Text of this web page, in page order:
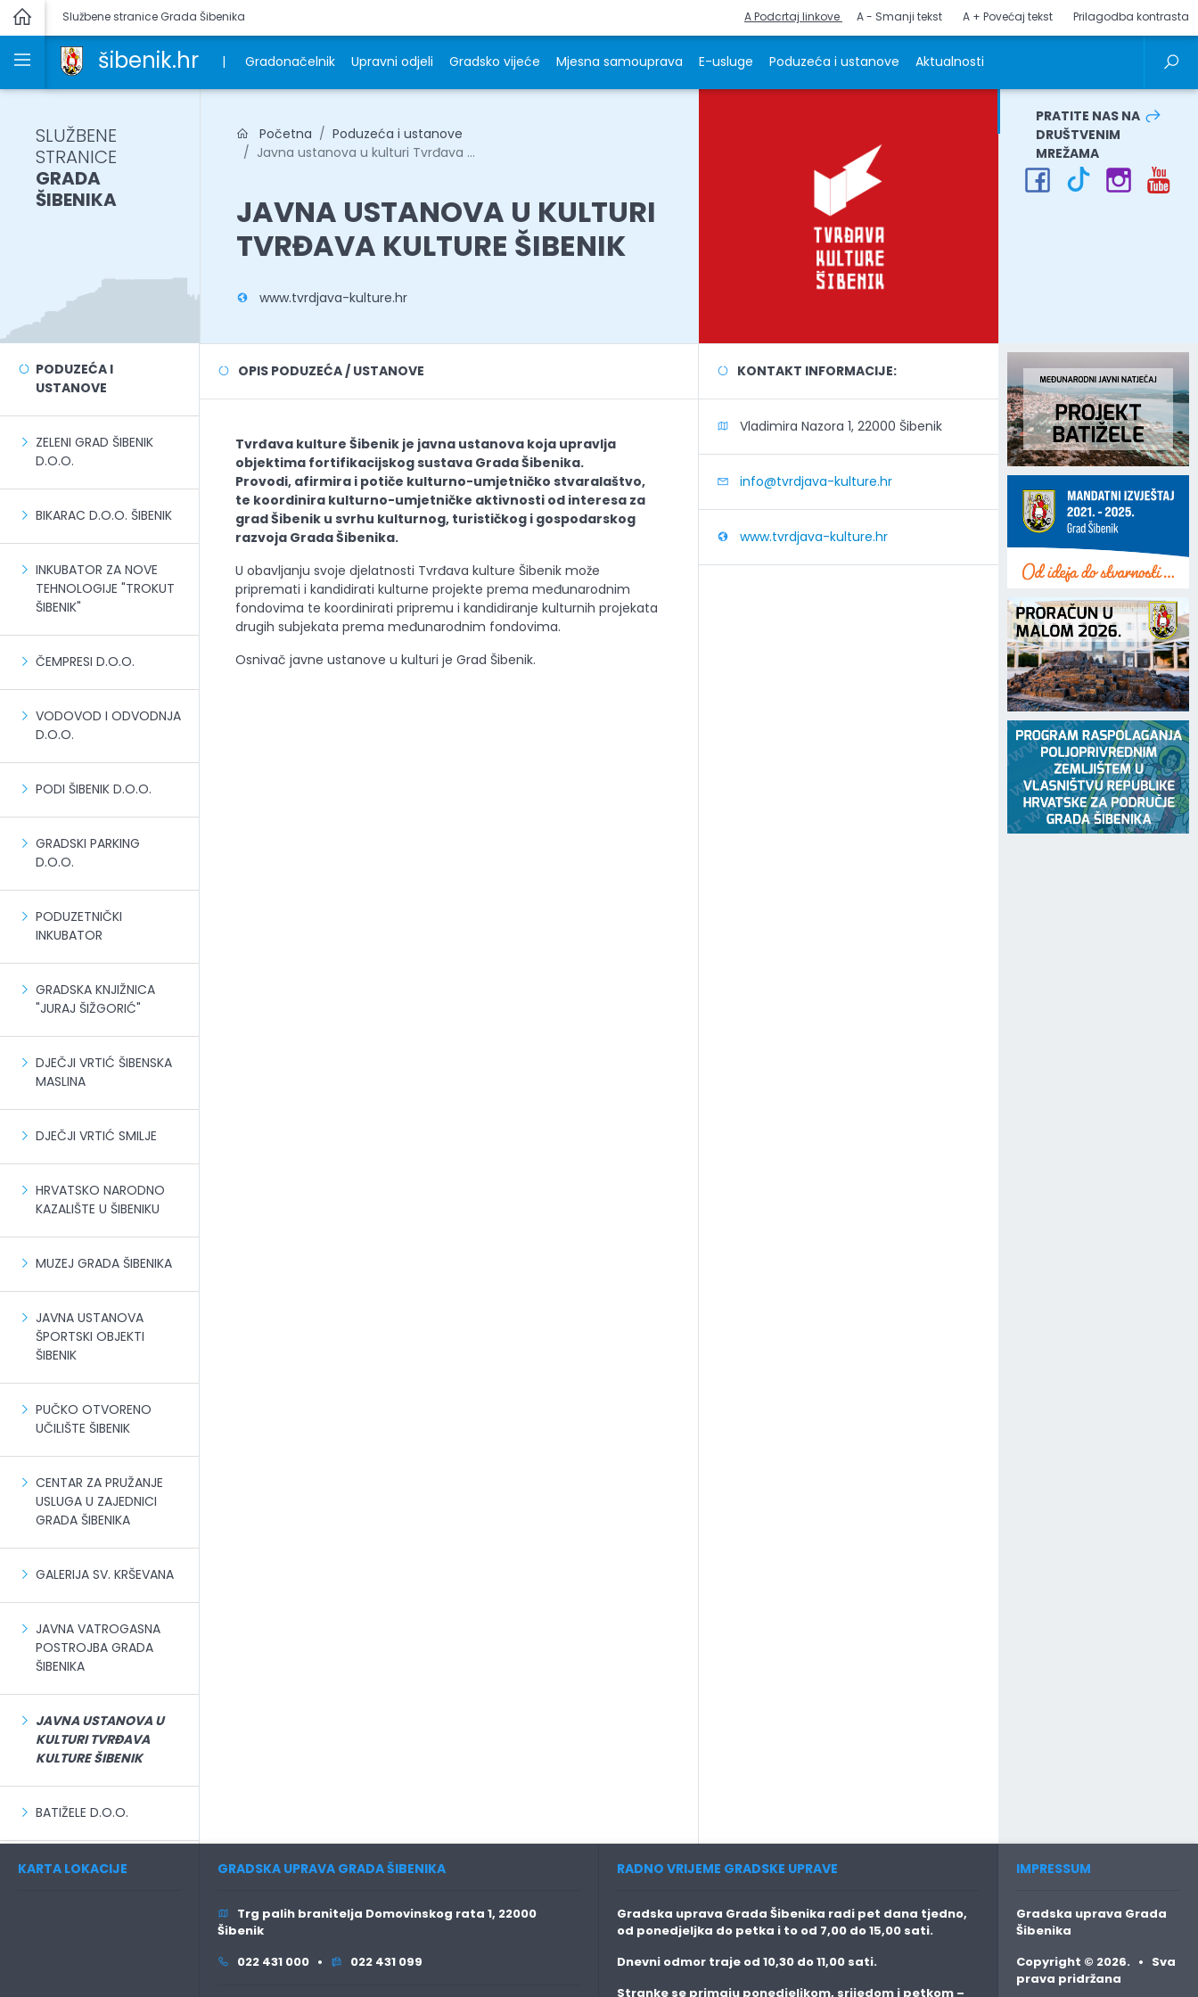
Službene stranice Grada Šibenika A Podcrtaj linkove A - Smanji tekst A + Povećaj tekst Prilagodba kontrasta
šibenik.hr | Gradonačelnik Upravni odjeli Gradsko vijeće Mjesna samouprava E-usluge Poduzeća i ustanove Aktualnosti
SLUŽBENE
STRANICE
GRADA
ŠIBENIKA
Početna
Poduzeća i ustanove
Javna ustanova u kulturi Tvrđava ...
JAVNA USTANOVA U KULTURI
TVRĐAVA KULTURE ŠIBENIK
www.tvrdjava-kulture.hr
PRATITE NAS NA
DRUŠTVENIM
MREŽAMA
PODUZEĆA I
USTANOVE
ZELENI GRAD ŠIBENIK
D.O.O.
BIKARAC D.O.O. ŠIBENIK
INKUBATOR ZA NOVE
TEHNOLOGIJE "TROKUT
ŠIBENIK"
ČEMPRESI D.O.O.
VODOVOD I ODVODNJA
D.O.O.
PODI ŠIBENIK D.O.O.
GRADSKI PARKING
D.O.O.
PODUZETNIČKI
INKUBATOR
GRADSKA KNJIŽNICA
"JURAJ ŠIŽGORIĆ"
DJEČJI VRTIĆ ŠIBENSKA
MASLINA
DJEČJI VRTIĆ SMILJE
HRVATSKO NARODNO
KAZALIŠTE U ŠIBENIKU
MUZEJ GRADA ŠIBENIKA
JAVNA USTANOVA
ŠPORTSKI OBJEKTI
ŠIBENIK
PUČKO OTVORENO
UČILIŠTE ŠIBENIK
CENTAR ZA PRUŽANJE
USLUGA U ZAJEDNICI
GRADA ŠIBENIKA
GALERIJA SV. KRŠEVANA
JAVNA VATROGASNA
POSTROJBA GRADA
ŠIBENIKA
JAVNA USTANOVA U
KULTURI TVRĐAVA
KULTURE ŠIBENIK
BATIŽELE D.O.O.
OPIS PODUZEĆA / USTANOVE
Tvrđava kulture Šibenik je javna ustanova koja upravlja
objektima fortifikacijskog sustava Grada Šibenika.
Provodi, afirmira i potiče kulturno-umjetničko stvaralaštvo,
te koordinira kulturno-umjetničke aktivnosti od interesa za
grad Šibenik u svrhu kulturnog, turističkog i gospodarskog
razvoja Grada Šibenika.
U obavljanju svoje djelatnosti Tvrđava kulture Šibenik može
pripremati i kandidirati kulturne projekte prema međunarodnim
fondovima te koordinirati pripremu i kandidiranje kulturnih projekata
drugih subjekata prema međunarodnim fondovima.
Osnivač javne ustanove u kulturi je Grad Šibenik.
KONTAKT INFORMACIJE:
Vladimira Nazora 1, 22000 Šibenik
info@tvrdjava-kulture.hr
www.tvrdjava-kulture.hr
KARTA LOKACIJE GRADSKA UPRAVA GRADA ŠIBENIKA
Trg palih branitelja Domovinskog rata 1, 22000
Šibenik
022 431 000 •
022 431 099
RADNO VRIJEME GRADSKE UPRAVE
Gradska uprava Grada Šibenika radi pet dana tjedno,
od ponedjeljka do petka i to od 7,00 do 15,00 sati.
Dnevni odmor traje od 10,30 do 11,00 sati.
Stranke se primaju ponedjeljkom, srijedom i petkom –
IMPRESSUM
Gradska uprava Grada
Šibenika
Copyright © 2026. • Sva
prava pridržana